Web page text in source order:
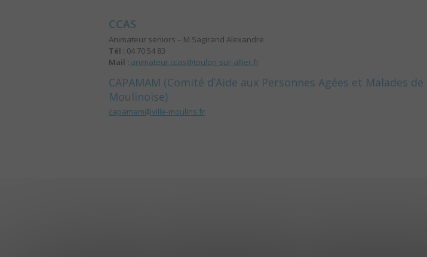
CCAS
Animateur seniors – M.Sagirand Alexandre
Tél : 04 70 54 83
Mail : animateur.ccas@toulon-sur-allier.fr
CAPAMAM (Comité d’Aide aux Personnes Agées et Malades
Moulinoise)
capamam@ville-moulins.fr